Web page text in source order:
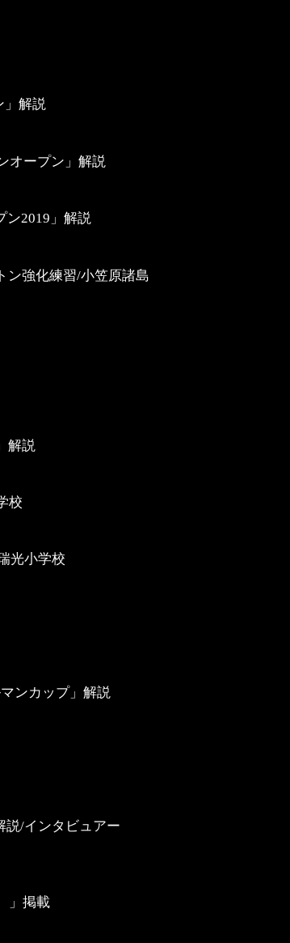
」解説
オープン」解説
ン2019」解説
ン強化練習/小笠原諸島
解説
校
光小学校
ンカップ」解説
説/インタビュアー
」掲載